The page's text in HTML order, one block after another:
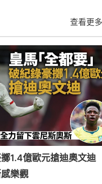
查看更多
擲1.4億歐元搶迪奧文
樂觀